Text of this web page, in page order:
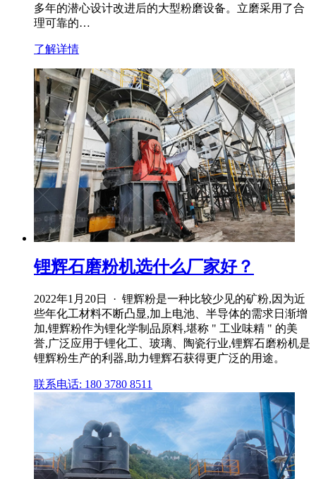
多年的潜心设计改进后的大型粉磨设备。立磨采用了合
理可靠的…
了解详情
锂辉石磨粉机选什么厂家好？
2022年1月20日 · 锂辉粉是一种比较少见的矿粉,因为近
些年化工材料不断凸显,加上电池、半导体的需求日渐增
加,锂辉粉作为锂化学制品原料,堪称 " 工业味精 " 的美
誉,广泛应用于锂化工、玻璃、陶瓷行业,锂辉石磨粉机是
锂辉粉生产的利器,助力锂辉石获得更广泛的用途。
联系电话: 180 3780 8511